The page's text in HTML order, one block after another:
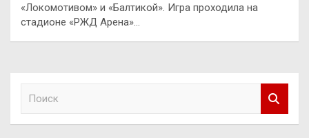
«Локомотивом» и «Балтикой». Игра проходила на
стадионе «РЖД Арена»…